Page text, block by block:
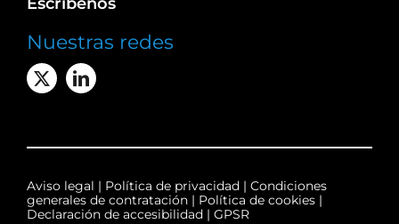
Nuestras redes
Aviso legal | Política de privacidad | Condiciones
generales de contratación| Política de cookies|
Declaración de accesibilidad| GPSR